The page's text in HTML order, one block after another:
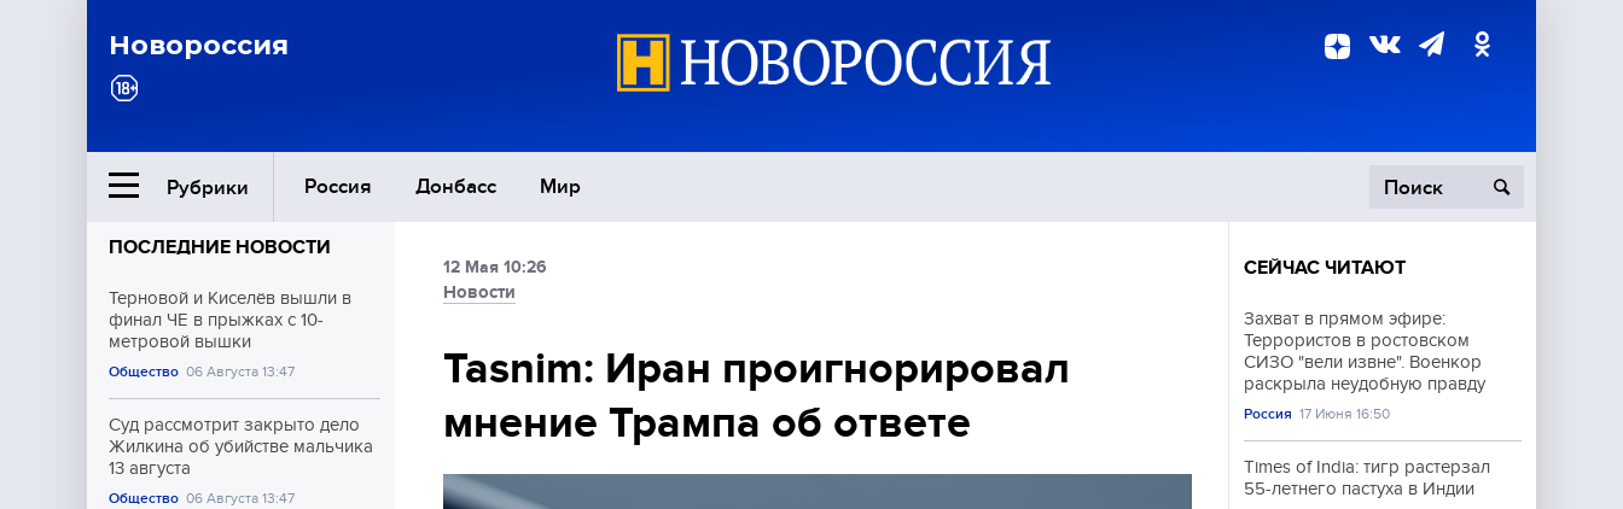
Новороссия
Рубрики Россия Донбасс Мир
Ближний Восток
Общество
Экономика
Происшествия
Культура
Спорт
ПОСЛЕДНИЕ НОВОСТИ
Терновой и Киселёв вышли в
финал ЧЕ в прыжках с 10-
метровой вышки
Общество 06 Августа 13:47
Суд рассмотрит закрыто дело
Жилкина об убийстве мальчика
13 августа
Общество 06 Августа 13:47
12 Мая 10:26
Новости
Tasnim: Иран проигнорировал
мнение Трампа об ответе
СЕЙЧАС ЧИТАЮТ
Захват в прямом эфире:
Террористов в ростовском
СИЗО "вели извне". Военкор
раскрыла неудобную правду
Россия 17 Июня 16:50
Times of India: тигр растерзал
55-летнего пастуха в Индии